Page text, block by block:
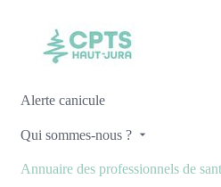
Alerte canicule
Qui sommes-nous ?
Annuaire des professionnels de
Tous les
santéPauline